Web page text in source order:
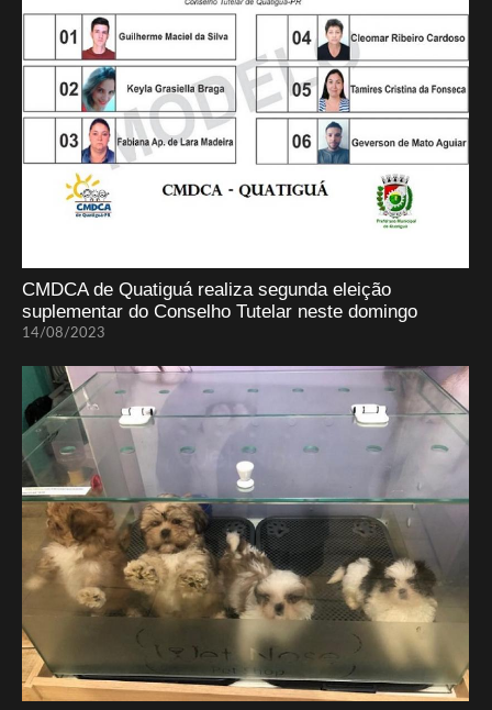
CMDCA de Quatiguá realiza segunda eleição
suplementar do Conselho Tutelar neste domingo
14/08/2023